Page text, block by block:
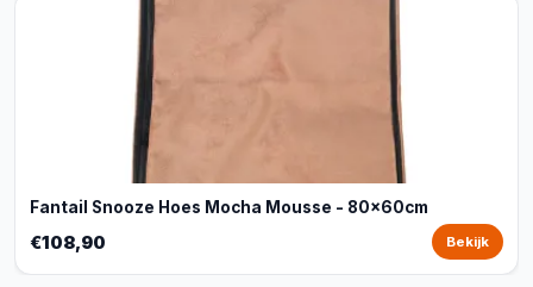
Fantail Snooze Hoes Mocha Mousse - 80x60cm
€108,90 Bekijk